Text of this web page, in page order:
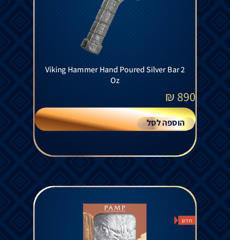
Viking Hammer Hand Poured Silver Bar 2
Oz
890
₪
הוספה לסל
חדש